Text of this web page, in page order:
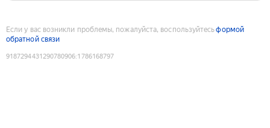
Если у вас возникли проблемы, пожалуйста, воспользуйтесьформой
обратной связи
9187294431290780906:1786168797